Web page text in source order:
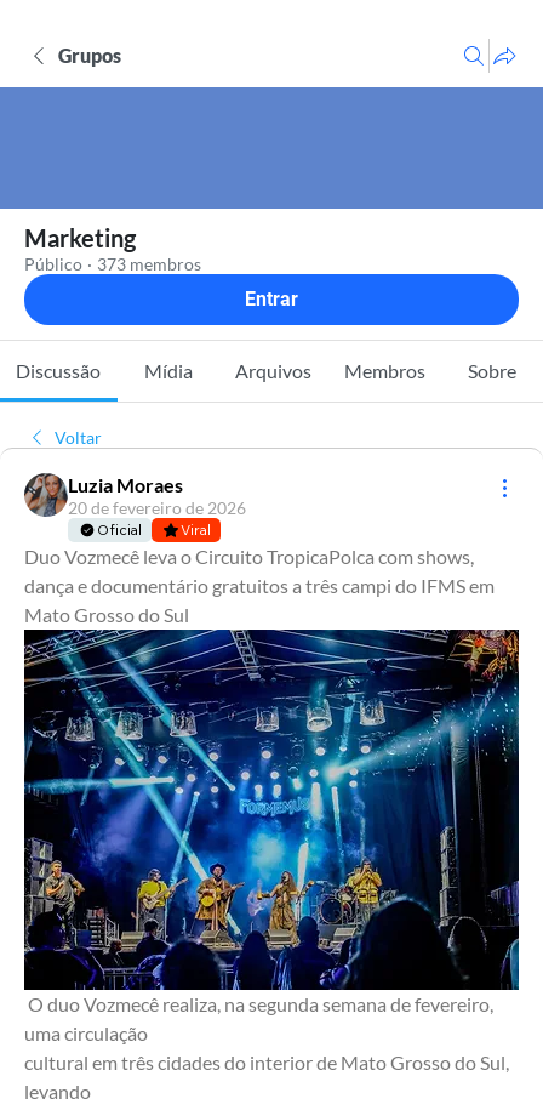
Grupos
Marketing
Público · 373 membros
Entrar
Discussão Mídia Arquivos Membros Sobre
Voltar
Luzia Moraes
20 de fevereiro de 2026
Oficial Viral
Duo Vozmecê leva o Circuito TropicaPolca com shows,
dança e documentário gratuitos a três campi do IFMS em
Mato Grosso do Sul
uma circulação
cultural em três cidades do interior de Mato Grosso do Sul,
levando